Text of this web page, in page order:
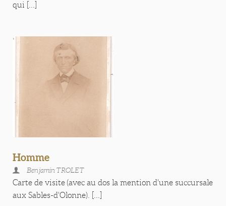
qui [...]
Homme
Benjamin TROLET
Carte de visite (avec au dos la mention d'une succursale
aux Sables-d'Olonne). [...]